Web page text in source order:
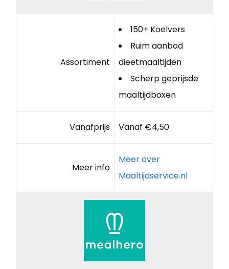
Assortiment
150+ Koelvers
Ruim aanbod
dieetmaaltijden
Scherp geprijsde
maaltijdboxen
Vanafprijs Vanaf €4,50
Meer info
Meer over
Maaltijdservice.nl